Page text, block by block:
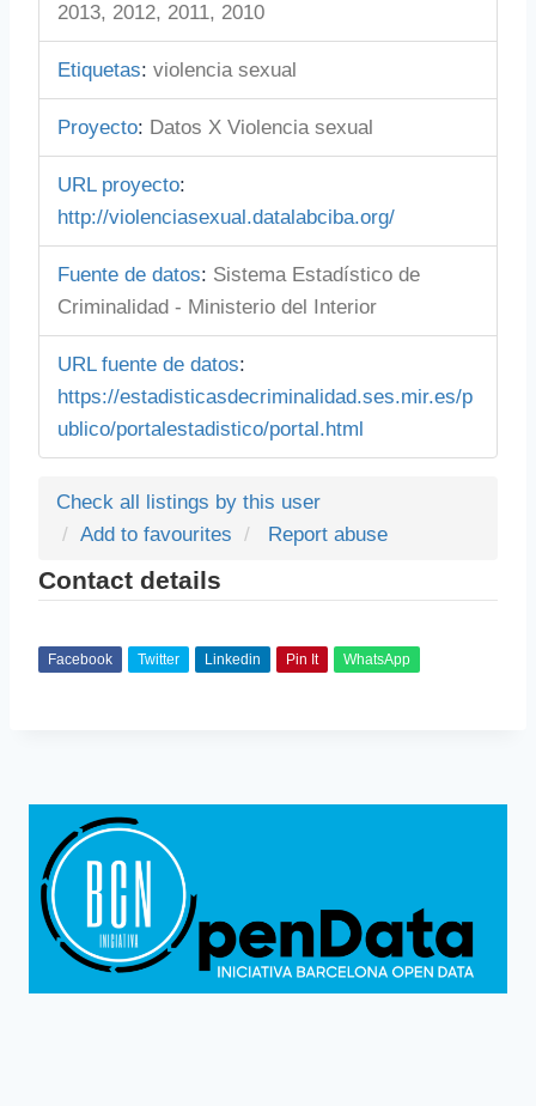
2013, 2012, 2011, 2010
Etiquetas: violencia sexual
Proyecto: Datos X Violencia sexual
URL proyecto:
http://violenciasexual.datalabciba.org/
Fuente de datos: Sistema Estadístico de
Criminalidad - Ministerio del Interior
URL fuente de datos:
https://estadisticasdecriminalidad.ses.mir.es/p
ublico/portalestadistico/portal.html
Check all listings by this user
Add to favourites
Report abuse
Contact details
Facebook Twitter Linkedin Pin It WhatsApp